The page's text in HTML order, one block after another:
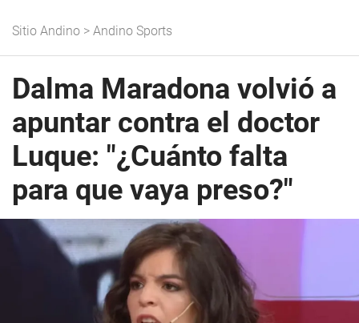
Sitio Andino > Andino Sports
Dalma Maradona volvió a
apuntar contra el doctor
Luque: "¿Cuánto falta
para que vaya preso?"